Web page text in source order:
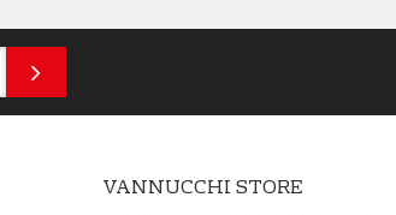
VANNUCCHI STORE